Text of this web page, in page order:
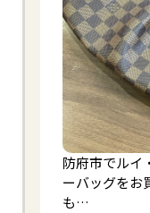
防府市でルイ
ーバッグをお
も…